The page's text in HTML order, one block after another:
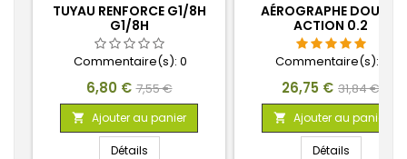
TUYAU RENFORCE G1/8H
G1/8H
Commentaire(s): 0
Prix
6,80 € Prix
de
base
7,55 €
 Ajouter au panier
Détails
AÉROGRAPHE DOUBLE
ACTION 0.2
Commentaire(s):
Prix
26,75 € Prix
de
base
31,84 €
 Ajouter au panier
Détails